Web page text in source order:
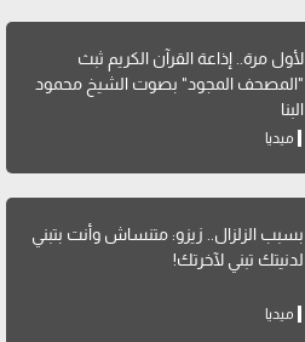
لأول مرة.. إذاعة القرآن الكريم ثبث
"المصحف المجود" بصوت الشيخ محمود
البنا
ميديا
بسبب الزلزال.. زيزو: متنساش وأنت بتبني
لدنيتك تبني لآخرتك!
ميديا